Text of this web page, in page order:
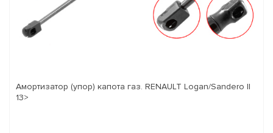
Амортизатор (упор) капота газ. RENAULT Logan/Sandero II
13>